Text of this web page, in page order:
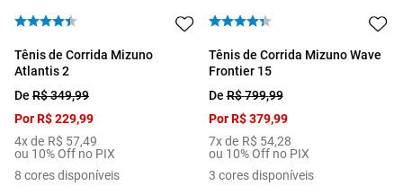
Tênis de Corrida Mizuno
Atlantis 2
De R$349,99
PorR$229,99
4x de R$ 57,49
ou 10% Off no PIX
8 cores disponíveis
Tênis de Corrida Mizuno Wave
Frontier 15
DeR$799,99
PorR$ 379,99
7x de R$ 54,28
ou 10% Off no PIX
3 cores disponíveis